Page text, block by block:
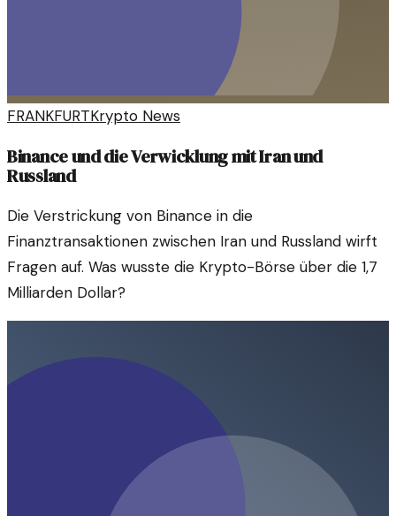
FRANKFURTKrypto News
Binance und die Verwicklung mit Iran und
Russland
Die Verstrickung von Binance in die
Finanztransaktionen zwischen Iran und Russland wirft
Fragen auf. Was wusste die Krypto-Börse über die 1,7
Milliarden Dollar?